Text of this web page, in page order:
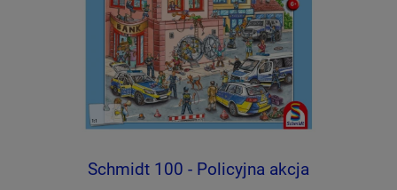
Schmidt 100 - Policyjna akcja